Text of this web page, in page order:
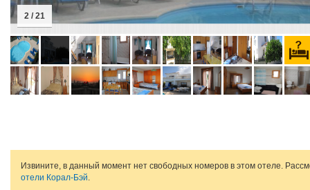
2 / 21
Извините, в данный момент нет свободных номеров в этом отеле.
отели Корал-Бэй.